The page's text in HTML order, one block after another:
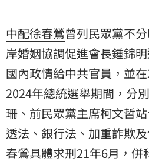
中配徐春鶯曾列民眾黨不
岸婚姻協調促進會長鍾錦
國內政情給中共官員，並
2024年總統選舉期間，分
珊、前民眾黨主席柯文哲
透法 、銀行法、加重詐欺
春鶯具體求刑21年6月，併